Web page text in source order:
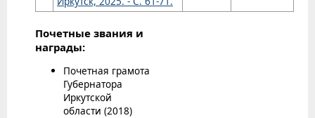
Почетные звания и
награды:
Почетная грамота
Губернатора
Иркутской
области (2018)